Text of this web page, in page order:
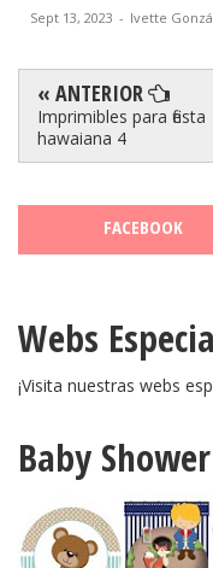
Sept 13, 2023 - Ivette
« ANTERIOR
Imprimibles para fiesta
hawaiana 4
FACEBOOK
Webs
¡Visita nuestras webs
Baby Shower